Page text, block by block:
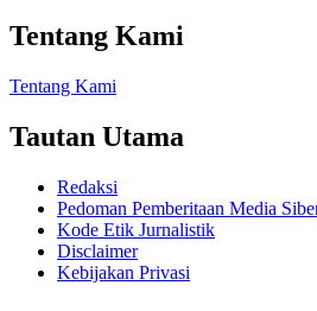
Tentang Kami
Tentang Kami
Tautan Utama
Redaksi
Pedoman Pemberitaan Media
Kode Etik Jurnalistik
Disclaimer
Kebijakan Privasi